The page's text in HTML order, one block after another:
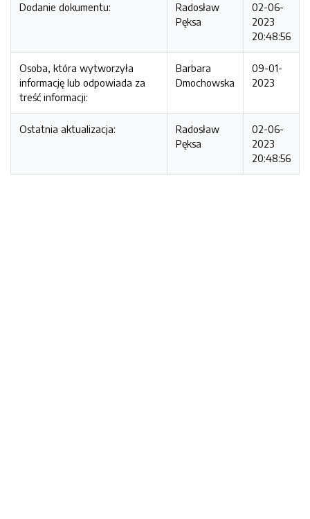
Dodanie dokumentu:
Radosław
Pęksa
02-06-
2023
20:48:56
Osoba, która wytworzyła
informację lub odpowiada za
treść informacji:
Barbara
Dmochowska
09-01-
2023
Ostatnia aktualizacja:
Radosław
Pęksa
02-06-
2023
20:48:56